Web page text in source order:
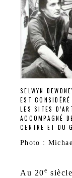
SELWYN
EST
LES SITES
ACCOMPAGNÉ
CENTRE ET DU
Photo :
Au 20e